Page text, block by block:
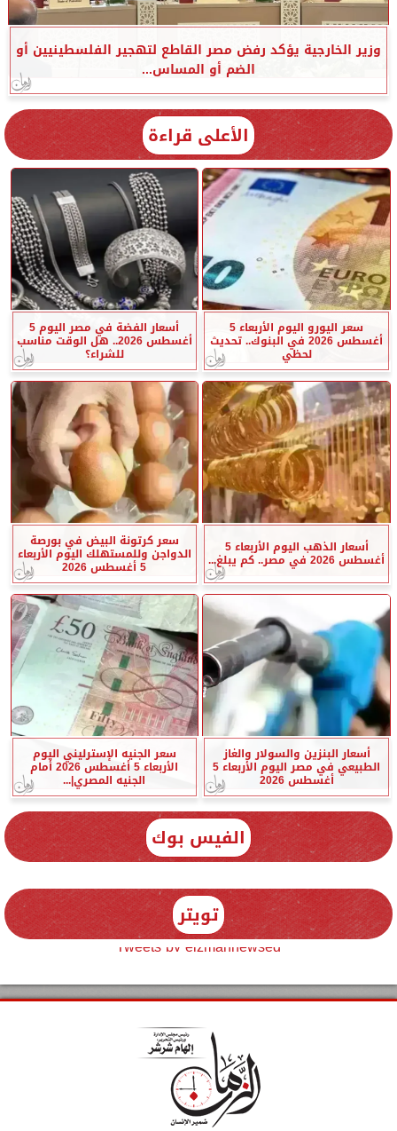
وزير الخارجية يؤكد رفض مصر القاطع لتهجير الفلسطينيين أو
الضم أو المساس...
الأعلى قراءة
سعر اليورو اليوم الأربعاء 5
أغسطس 2026 في البنوك.. تحديث
لحظي
أسعار الفضة في مصر اليوم 5
أغسطس 2026.. هل الوقت مناسب
للشراء؟
أسعار الذهب اليوم الأربعاء 5
أغسطس 2026 في مصر.. كم يبلغ...
سعر كرتونة البيض في بورصة
الدواجن وللمستهلك اليوم الأربعاء
5 أغسطس 2026
أسعار البنزين والسولار والغاز
الطبيعي في مصر اليوم الأربعاء 5
أغسطس 2026
سعر الجنيه الإسترليني اليوم
الأربعاء 5 أغسطس 2026 أمام
الجنيه المصري|...
الفيس بوك
تويتر
Tweets by elzmannewseg